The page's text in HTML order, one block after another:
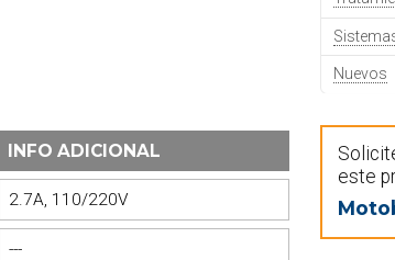
INFO ADICIONAL
2.7A, 110/220V
---
Nuevos
este